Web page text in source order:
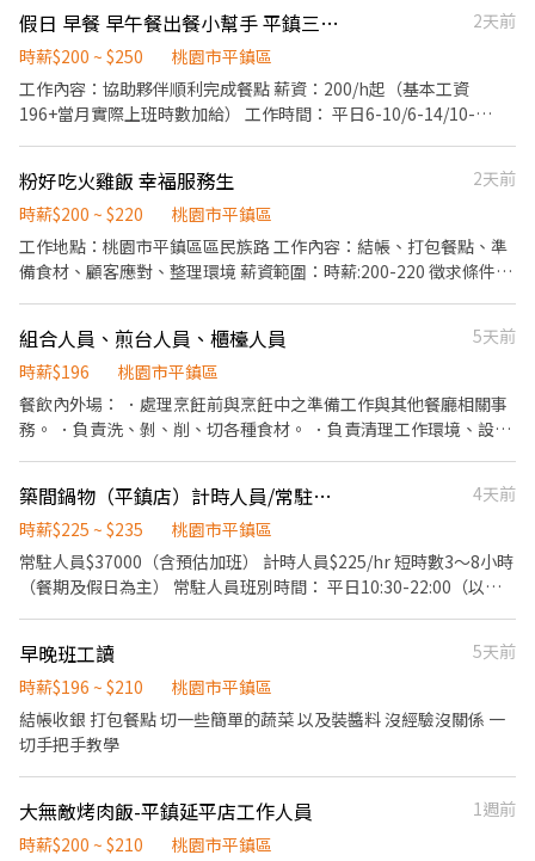
假日 早餐 早午餐出餐小幫手 平鎮三崇店
2天前
時薪$200 ~ $250
桃園市平鎮區
工作內容：協助夥伴順利完成餐點 薪資：200/h起（基本工資
196+當月實際上班時數加給） 工作時間： 平日6-10/6-14/10-
切款待來訪顧客。 3. 遵守Q BURGER工作站標準。 4. 準備、製作高
品質的餐點。 5. 餐點產品介紹與推薦。 6. 店鋪環境清潔。 無經驗
可，有經驗薪資可議。 歡迎與我們一起打拼的夥伴！
粉好吃火雞飯 幸福服務生
2天前
時薪$200 ~ $220
桃園市平鎮區
工作地點：桃園市平鎮區區民族路 工作內容：結帳、打包餐點、準
備食材、顧客應對、整理環境 薪資範圍：時薪:200-220 徵求條件：
經有3家店的經驗，並且精益求精，繼續向外發展，我們的前景看
好。店內提供完完整的教育訓練，並為提供良好的升遷管道，表現
良好者提拔為店長。 我們正在尋找想賺錢、有團隊意識、對餐飲有
興趣，有責任感、有服務熱忱的餐飲夥伴。 上班時間：10:30-13:30
組合人員、煎台人員、櫃檯人員
5天前
時薪$196
桃園市平鎮區
餐飲內外場： ．處理烹飪前與烹飪中之準備工作與其他餐廳相關事
務。 ．負責洗、剝、削、切各種食材。 ．負責清理工作環境、設備
拾碗盤與清理環境。 注意：需早起、需碰煎台油高溫等。 禁：遲
到、抗壓性低、不愛乾淨！
築間鍋物（平鎮店）計時人員/常駐人員
4天前
時薪$225 ~ $235
桃園市平鎮區
常駐人員$37000（含預估加班） 計時人員$225/hr 短時數3～8小時
（餐期及假日為主） 常駐人員班別時間： 平日10:30-22:00（以八
予餐點上的建議。 ．後續將顧客點餐訊息通知廚房做餐，或可進行
簡易餐飲之料理，如：烤土司或調配飲料等。 ．於顧客用餐完畢
後，負責收拾碗盤與清理環境。 ．並負責結帳、收銀等工作。 餐飲
內場： ．擔任廚師的助手，處理烹飪前與烹飪中之準備工作與其他
材的容量與重量。 ．負責擺盤、打包外帶服務。
早晚班工讀
5天前
時薪$196 ~ $210
桃園市平鎮區
結帳收銀 打包餐點 切一些簡單的蔬菜 以及裝醬料 沒經驗沒關係 一
切手把手教學
大無敵烤肉飯-平鎮延平店工作人員
1週前
時薪$200 ~ $210
桃園市平鎮區